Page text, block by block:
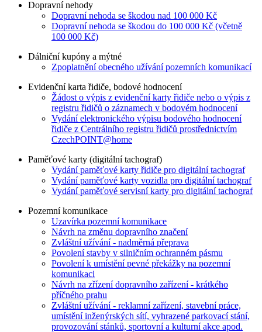
Dopravní nehody
Dopravní nehoda se škodou nad 100 000 Kč
Dopravní nehoda se škodou do 100 000 Kč (včetně
100 000 Kč)
Dálniční kupóny a mýtné
Zpoplatnění obecného užívání pozemních komunikací
Evidenční karta řidiče, bodové hodnocení
Žádost o výpis z evidenční karty řidiče nebo o výpis z
registru řidičů o záznamech v bodovém hodnocení
Vydání elektronického výpisu bodového hodnocení
řidiče z Centrálního registru řidičů prostřednictvím
CzechPOINT@home
Paměťové karty (digitální tachograf)
Vydání paměťové karty řidiče pro digitální tachograf
Vydání paměťové karty vozidla pro digitální tachograf
Vydání paměťové servisní karty pro digitální tachograf
Pozemní komunikace
Uzavírka pozemní komunikace
Návrh na změnu dopravního značení
Zvláštní užívání - nadměrná přeprava
Povolení stavby v silničním ochranném pásmu
Povolení k umístění pevné překážky na pozemní
komunikaci
Návrh na zřízení dopravního zařízení - krátkého
příčného prahu
Zvláštní užívání - reklamní zařízení, stavební práce,
umístění inženýrských sítí, vyhrazené parkovací stání,
provozování stánků, sportovní a kulturní akce apod.